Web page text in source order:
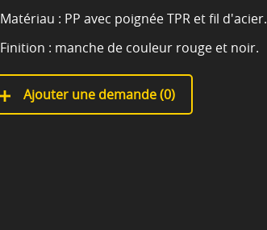
Matériau : PP avec poignée TPR et fil d'acier.
Finition : manche de couleur rouge et noir.
Ajouter une demande (0)